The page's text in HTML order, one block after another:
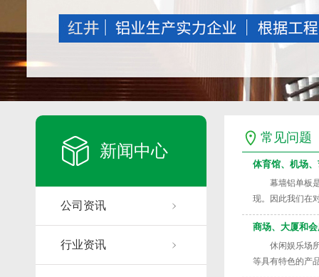
新闻中心
公司资讯
行业资讯
常见问题
体育馆、机场
幕墙铝单板是
现。因此我们在
势，将外墙尽量
商场、大厦和
休闲娱乐场所
等具有特色的产